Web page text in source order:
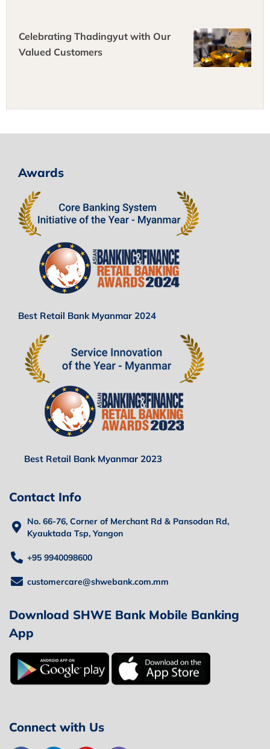
Celebrating Thadingyut with Our
Valued Customers
Awards
Best Retail Bank Myanmar 2024
Best Retail Bank Myanmar 2023
Contact Info
No. 66-76, Corner of Merchant Rd & Pansodan Rd,
Kyauktada Tsp, Yangon
+95 9940098600
customercare@shwebank.com.mm
Download SHWE Bank Mobile Banking
App
Connect with Us